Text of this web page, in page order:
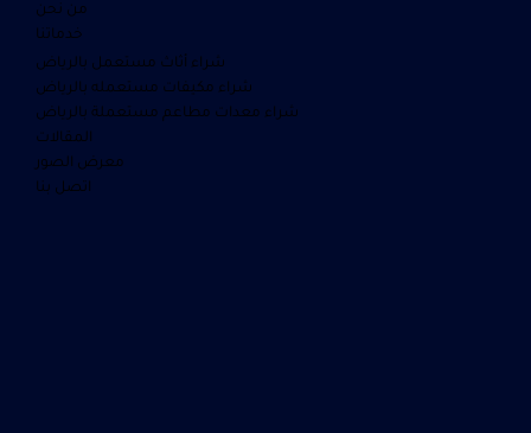
من نحن
خدماتنا
شراء أثاث مستعمل بالرياض
شراء مكيفات مستعمله بالرياض
شراء معدات مطاعم مستعملة بالرياض
المقالات
معرض الصور
اتصل بنا